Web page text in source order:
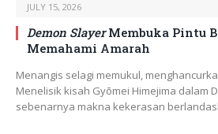
JULY 15, 2026
Demon SlayerMembuka Pintu
Memahami Amarah
Menangis selagi memukul,
Menelisik kisah Gyōmei Himejima dalam
sebenarnya makna kekerasan